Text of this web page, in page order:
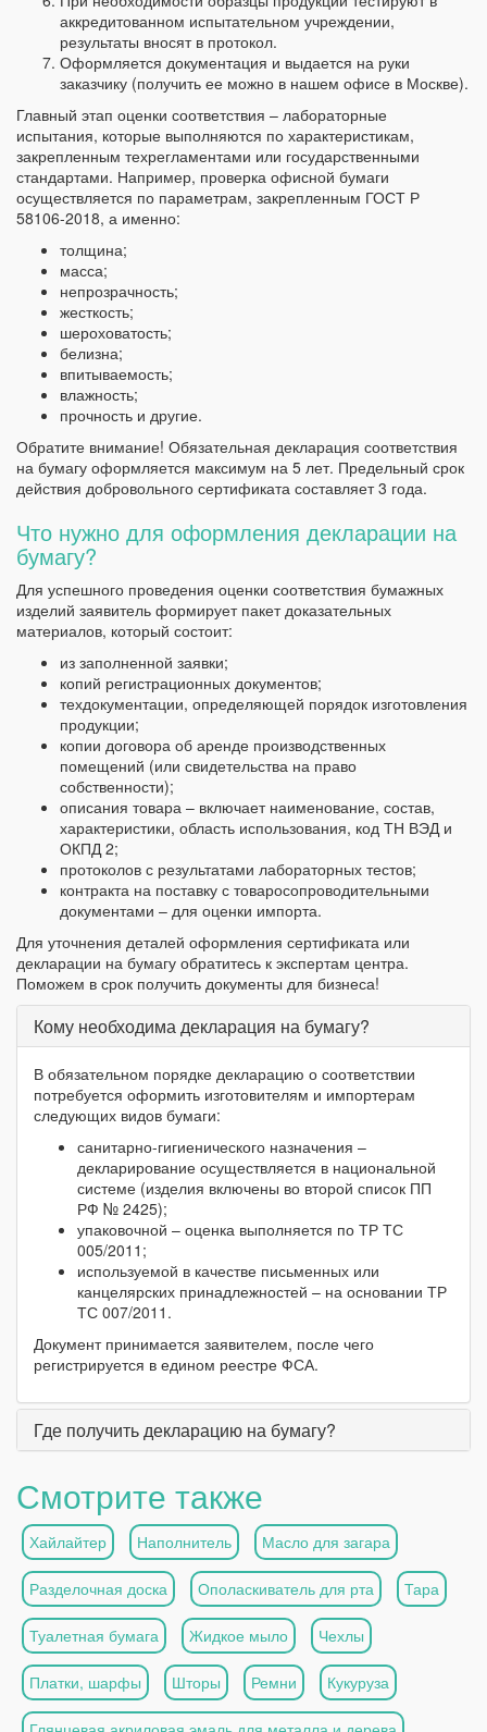
аккредитованном испытательном учреждении,
результаты вносят в протокол.
Оформляется документация и выдается на руки
заказчику (получить ее можно в нашем офисе в Москве).
Главный этап оценки соответствия – лабораторные
испытания, которые выполняются по характеристикам,
закрепленным техрегламентами или государственными
стандартами. Например, проверка офисной бумаги
осуществляется по параметрам, закрепленным ГОСТ Р
58106-2018, а именно:
толщина;
масса;
непрозрачность;
жесткость;
шероховатость;
белизна;
впитываемость;
влажность;
прочность и другие.
Обратите внимание! Обязательная декларация соответствия
на бумагу оформляется максимум на 5 лет. Предельный срок
действия добровольного сертификата составляет 3 года.
Что нужно для оформления декларации на
бумагу?
Для успешного проведения оценки соответствия бумажных
изделий заявитель формирует пакет доказательных
материалов, который состоит:
из заполненной заявки;
копий регистрационных документов;
техдокументации, определяющей порядок изготовления
продукции;
копии договора об аренде производственных
помещений (или свидетельства на право
собственности);
описания товара – включает наименование, состав,
характеристики, область использования, код ТН ВЭД и
ОКПД 2;
протоколов с результатами лабораторных тестов;
контракта на поставку с товаросопроводительными
документами – для оценки импорта.
Для уточнения деталей оформления сертификата или
декларации на бумагу обратитесь к экспертам центра.
Поможем в срок получить документы для бизнеса!
Кому необходима декларация на бумагу?
В обязательном порядке декларацию о соответствии
потребуется оформить изготовителям и импортерам
следующих видов бумаги:
санитарно-гигиенического назначения –
декларирование осуществляется в национальной
системе (изделия включены во второй список ПП
РФ № 2425);
упаковочной – оценка выполняется по ТР ТС
005/2011;
используемой в качестве письменных или
канцелярских принадлежностей – на основании ТР
ТС 007/2011.
Документ принимается заявителем, после чего
регистрируется в едином реестре ФСА.
Где получить декларацию на бумагу?
Смотрите также
Хайлайтер Наполнитель Масло для загара
Разделочная доска Ополаскиватель для рта Тара
Туалетная бумага Жидкое мыло Чехлы
Платки, шарфы Шторы Ремни Кукуруза